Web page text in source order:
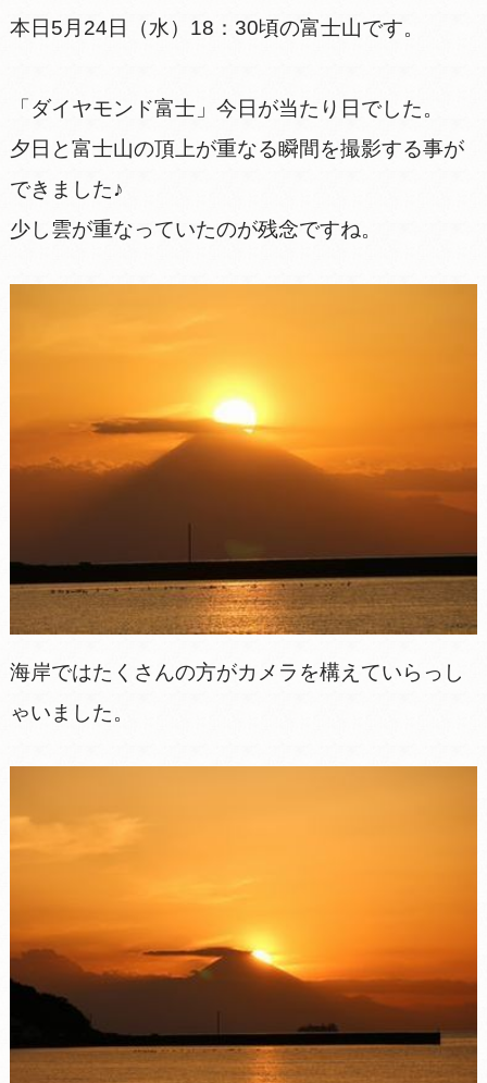
本日5月24日（水）18：30頃の富士山です。
「ダイヤモンド富士」今日が当たり日でした。
夕日と富士山の頂上が重なる瞬間を撮影する事が
できました♪
少し雲が重なっていたのが残念ですね。
海岸ではたくさんの方がカメラを構えていらっし
ゃいました。